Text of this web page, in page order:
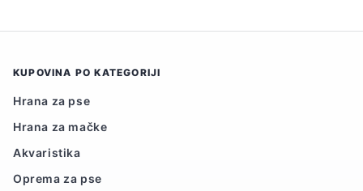
KUPOVINA PO KATEGORIJI
Hrana za pse
Hrana za mačke
Akvaristika
Oprema za pse